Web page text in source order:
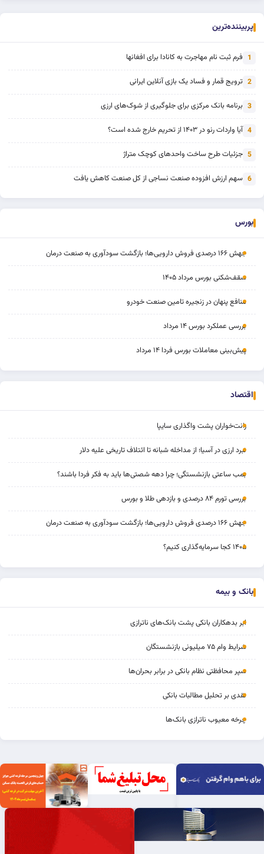
پربیننده‌ترین
1 فرم ثبت نام مهاجرت به کانادا برای افغانها
2 ترویج قمار و فساد یک بازی آنلاین ایرانی
3 برنامه بانک مرکزی برای جلوگیری از شوک‌های ارزی
4 آیا واردات رنو در ۱۴۰۳ از تحریم خارج شده است؟
5 جزئیات طرح ساخت واحدهای کوچک متراژ
6 سهم ارزش افزوده صنعت نساجی از کل صنعت کاهش یافت
بورس
جهش ۱۶۶ درصدی فروش دارویی‌ها؛ بازگشت سودآوری به صنعت درمان
سقف‌شکنی بورس مرداد ۱۴۰۵
منافع پنهان در زنجیره تامین صنعت خودرو
بررسی عملکرد بورس ۱۴ مرداد
پیش‌بینی معاملات بورس فردا ۱۴ مرداد
اقتصاد
رانت‌خواران پشت واگذاری سایپا
نبرد ارزی در آسیا؛ از مداخله‌ شبانه تا ائتلاف تاریخی علیه دلار
بمب ساعتی بازنشستگی؛ چرا دهه شصتی‌ها باید به فکر فردا باشند؟
بررسی تورم ۸۴ درصدی و بازدهی طلا و بورس
جهش ۱۶۶ درصدی فروش دارویی‌ها؛ بازگشت سودآوری به صنعت درمان
۱۴۰۵ کجا سرمایه‌گذاری کنیم؟
بانک و بیمه
ابر بدهکاران بانکی پشت بانک‌های ناترازی
شرایط وام ۷۵ میلیونی بازنشستگان
سپر محافظتی نظام بانکی در برابر بحران‌ها
نقدی بر تحلیل مطالبات بانکی
چرخه‌ معیوب ناترازی بانک‌ها